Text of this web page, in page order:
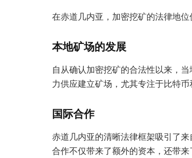
在赤道几内亚，加密挖矿的法律地
本地矿场的发展
自从确认加密挖矿的合法性以来，
力供应建立矿场，尤其专注于比特币
国际合作
赤道几内亚的清晰法律框架吸引了
合作不仅带来了额外的资本，还带